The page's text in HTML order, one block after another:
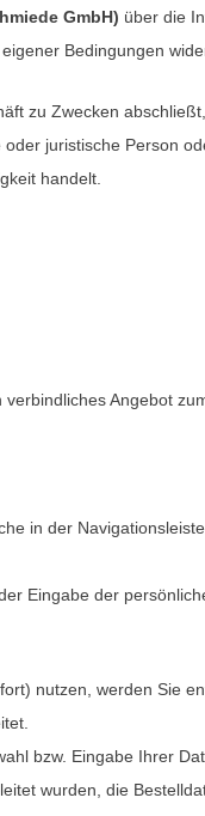
GmbH) über die
Bedingungen
zu Zwecken
juristische Person
handelt.
Angebot
in der
Eingabe der
nutzen, werden Sie
bzw. Eingabe Ihrer
wurden, die